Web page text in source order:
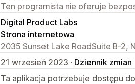
Ten programista nie oferuje
Digital Product Labs
Strona internetowa
2035 Sunset Lake RoadSuite B-2,
21 wrzesień 2023 · Dziennik zmian
Ta aplikacja potrzebuje dostępu